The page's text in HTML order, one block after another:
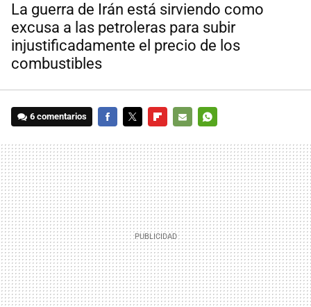
La guerra de Irán está sirviendo como
excusa a las petroleras para subir
injustificadamente el precio de los
combustibles
6 comentarios
MAIL